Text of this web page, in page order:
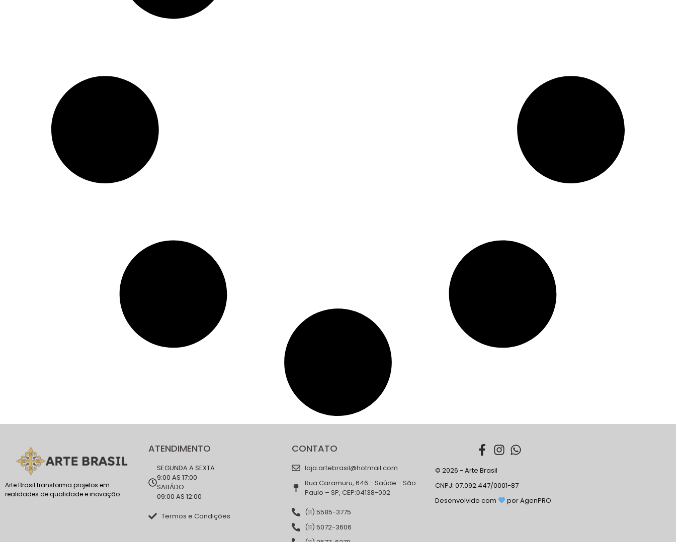
Arte Brasil transforma projetos em
realidades de qualidade e inovação
ATENDIMENTO
SEGUNDA A SEXTA
9:00 AS 17:00
SABÁDO
09:00 AS 12:00
Termos e Condições
CONTATO
loja.artebrasil@hotmail.com
Rua Caramuru, 646 - Saúde - São
Paulo – SP, CEP:04138-002
(11) 5585-3775
(11) 5072-3606
© 2026 - Arte Brasil
CNPJ: 07.092.447/0001-87
Desenvolvido com
por AgenPRO